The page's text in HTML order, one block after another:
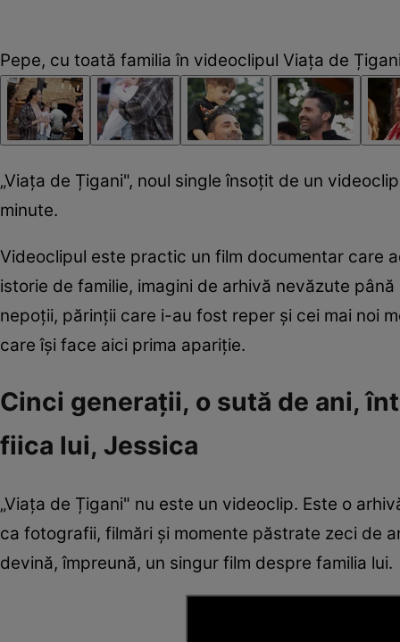
Pepe, cu toată familia în videoclipul Viața de
„Viața de Țigani", noul single însoțit de un
minute.
Videoclipul este practic un film documentar care
istorie de familie, imagini de arhivă nevăzute
nepoții, părinții care i-au fost reper și cei mai noi
care își face aici prima apariție.
Cinci generații, o sută de ani,
fiica lui, Jessica
„Viața de Țigani" nu este un videoclip. Este o
ca fotografii, filmări și momente păstrate zeci de
devină, împreună, un singur film despre familia lui.